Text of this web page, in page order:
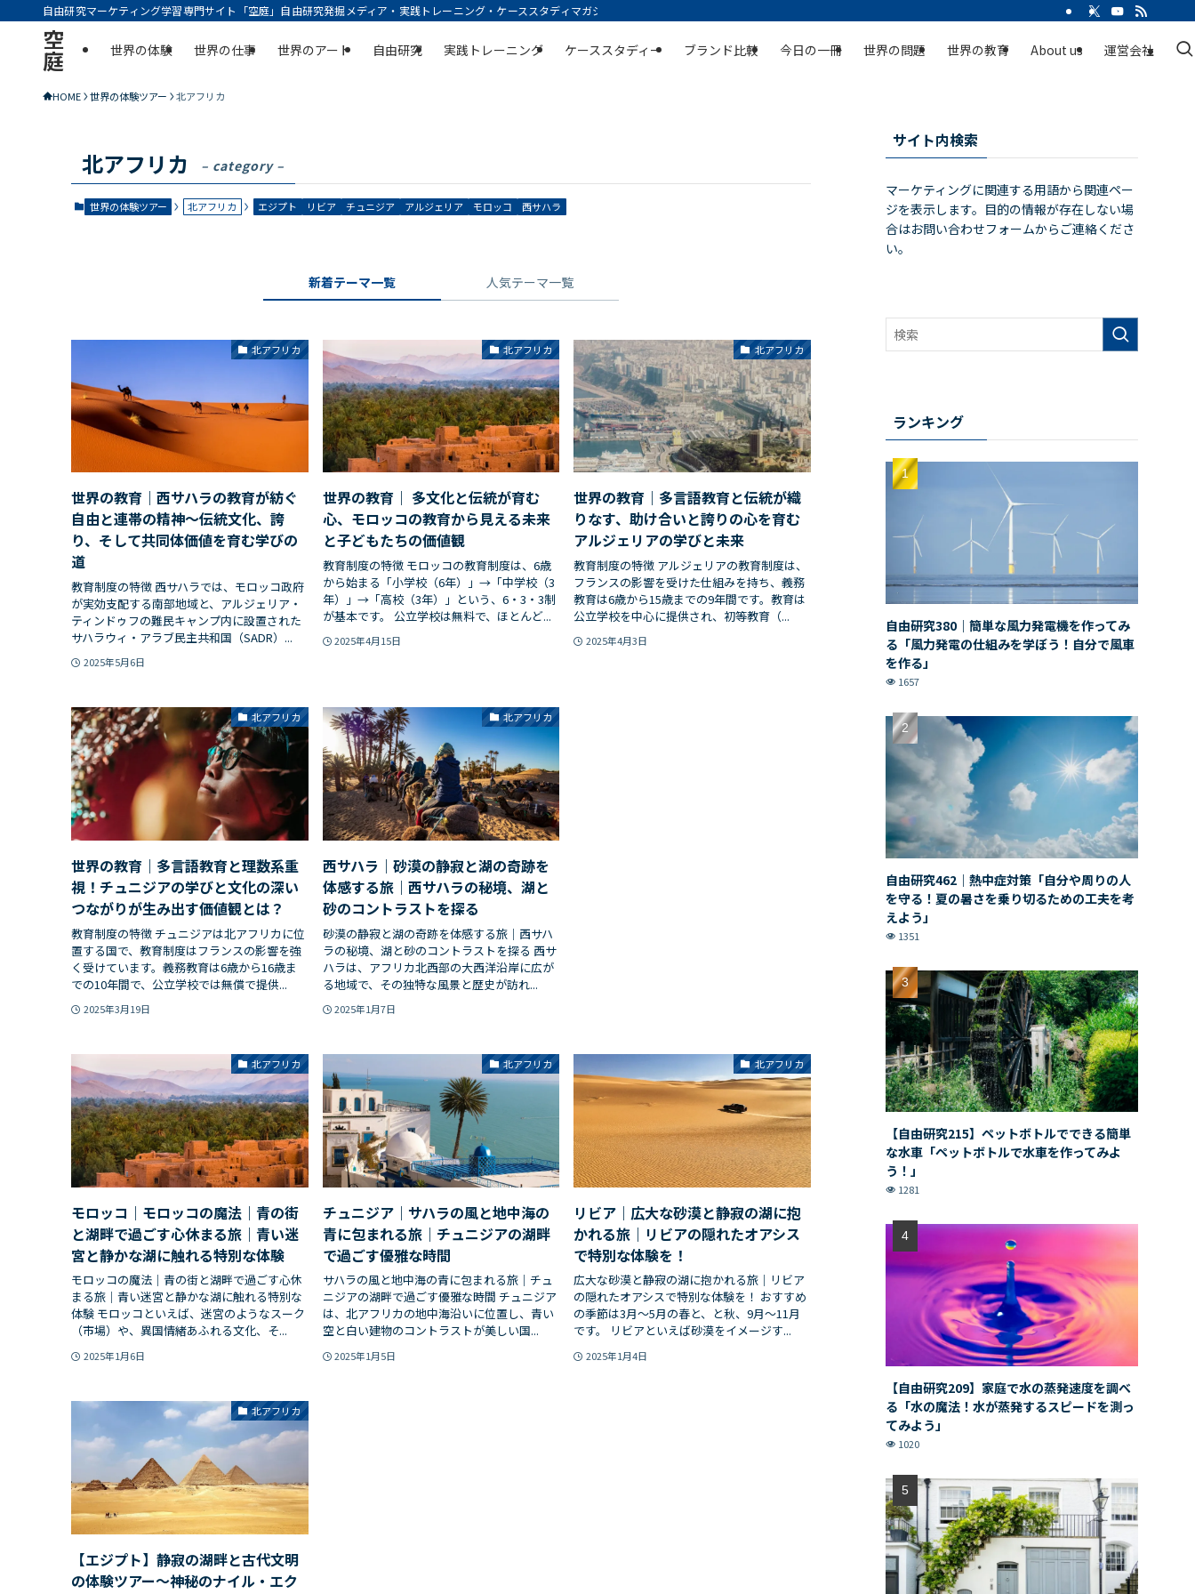
自由研究マーケティング学習専門サイト「空庭」自由研究発掘メディア・実践トレーニング・ケーススタディマガジン | 空庭
空
庭 世界の体験 世界の仕事 世界のアート 自由研究 実践トレーニング ケーススタディー ブランド比較 今日の一冊 世界の問題 世界の教育 About us 運営会社
HOME 世界の体験ツアー 北アフリカ
北アフリカ – category –
世界の体験ツアー 北アフリカ エジプト リビア チュニジア アルジェリア モロッコ 西サハラ
新着テーマ一覧 人気テーマ一覧
北アフリカ
世界の教育｜西サハラの教育が紡ぐ
自由と連帯の精神〜伝統文化、誇
り、そして共同体価値を育む学びの
道
教育制度の特徴 西サハラでは、モロッコ政府
が実効支配する南部地域と、アルジェリア・
ティンドゥフの難民キャンプ内に設置された
サハラウィ・アラブ民主共和国（SADR）...
2025年5月6日
北アフリカ
世界の教育｜ 多文化と伝統が育む
心、モロッコの教育から見える未来
と子どもたちの価値観
教育制度の特徴 モロッコの教育制度は、6歳
から始まる「小学校（6年）」→「中学校（3
年）」→「高校（3年）」という、6・3・3制
が基本です。 公立学校は無料で、ほとんど...
2025年4月15日
北アフリカ
世界の教育｜多言語教育と伝統が織
りなす、助け合いと誇りの心を育む
アルジェリアの学びと未来
教育制度の特徴 アルジェリアの教育制度は、
フランスの影響を受けた仕組みを持ち、義務
教育は6歳から15歳までの9年間です。教育は
公立学校を中心に提供され、初等教育（...
2025年4月3日
北アフリカ
世界の教育｜多言語教育と理数系重
視！チュニジアの学びと文化の深い
つながりが生み出す価値観とは？
教育制度の特徴 チュニジアは北アフリカに位
置する国で、教育制度はフランスの影響を強
く受けています。義務教育は6歳から16歳ま
での10年間で、公立学校では無償で提供...
2025年3月19日
北アフリカ
西サハラ｜砂漠の静寂と湖の奇跡を
体感する旅｜西サハラの秘境、湖と
砂のコントラストを探る
砂漠の静寂と湖の奇跡を体感する旅｜西サハ
ラの秘境、湖と砂のコントラストを探る 西サ
ハラは、アフリカ北西部の大西洋沿岸に広が
る地域で、その独特な風景と歴史が訪れ...
2025年1月7日
北アフリカ
モロッコ｜モロッコの魔法｜青の街
と湖畔で過ごす心休まる旅｜青い迷
宮と静かな湖に触れる特別な体験
モロッコの魔法｜青の街と湖畔で過ごす心休
まる旅｜青い迷宮と静かな湖に触れる特別な
体験 モロッコといえば、迷宮のようなスーク
（市場）や、異国情緒あふれる文化、そ...
2025年1月6日
北アフリカ
チュニジア｜サハラの風と地中海の
青に包まれる旅｜チュニジアの湖畔
で過ごす優雅な時間
サハラの風と地中海の青に包まれる旅｜チュ
ニジアの湖畔で過ごす優雅な時間 チュニジア
は、北アフリカの地中海沿いに位置し、青い
空と白い建物のコントラストが美しい国...
2025年1月5日
北アフリカ
リビア｜広大な砂漠と静寂の湖に抱
かれる旅｜リビアの隠れたオアシス
で特別な体験を！
広大な砂漠と静寂の湖に抱かれる旅｜リビア
の隠れたオアシスで特別な体験を！ おすすめ
の季節は3月～5月の春と、と秋、9月～11月
です。 リビアといえば砂漠をイメージす...
2025年1月4日
北アフリカ
【エジプト】静寂の湖畔と古代文明
の体験ツアー〜神秘のナイル・エク
サイト内検索
マーケティングに関連する用語から関連ペー
ジを表示します。目的の情報が存在しない場
合はお問い合わせフォームからご連絡くださ
い。
ランキング
自由研究380｜簡単な風力発電機を作ってみ
る「風力発電の仕組みを学ぼう！自分で風車
を作る」
1657
自由研究462｜熱中症対策「自分や周りの人
を守る！夏の暑さを乗り切るための工夫を考
えよう」
1351
【自由研究215】ペットボトルでできる簡単
な水車「ペットボトルで水車を作ってみよ
う！」
1281
【自由研究209】家庭で水の蒸発速度を調べ
る「水の魔法！水が蒸発するスピードを測っ
てみよう」
1020